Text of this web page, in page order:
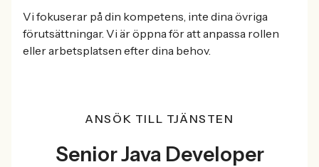
Vi fokuserar på din kompetens, inte dina övriga
förutsättningar. Vi är öppna för att anpassa rollen
eller arbetsplatsen efter dina behov.
ANSÖK TILL TJÄNSTEN
Senior Java Developer